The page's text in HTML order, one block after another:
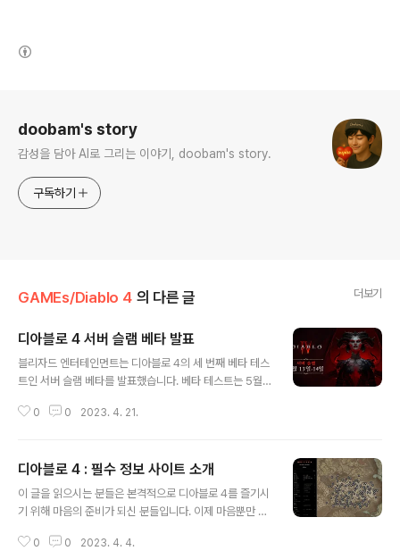
doobam's story
감성을 담아 AI로 그리는 이야기, doobam's story.
구독하기
GAMEs/Diablo 4 의 다른 글 더보기
디아블로 4 서버 슬램 베타 발표
블리자드 엔터테인먼트는 디아블로 4의 세 번째 베타 테스
트인 서버 슬램 베타를 발표했습니다. 베타 테스트는 5월 1
사전 예약 여부와 관계없이 모든 플레이어가 참여할 수 있
가 베타에 참여할 것으로 예상하고 있으며, 서버가 트래픽
을 처리할 수 있는지 확인하고자 합니다. 이번 베타 테스트
에서는 다섯 가지 직업, 오픈 월드, 던전 등 이전 베타 테스
램 베타에는 다음과 같은 몇 가지 새로운 기능이 추가됩니
0 0 2023. 4. 21.
디아블로 4 : 필수 정보 사이트 소개
이 글을 읽으시는 분들은 본격적으로 디아블로 4를 즐기시
기 위해 마음의 준비가 되신 분들입니다. 이제 마음뿐만 아
시작하기 전에 또는 정식오픈 이후에도 필수적으로 활용
0 0 2023. 4. 4.